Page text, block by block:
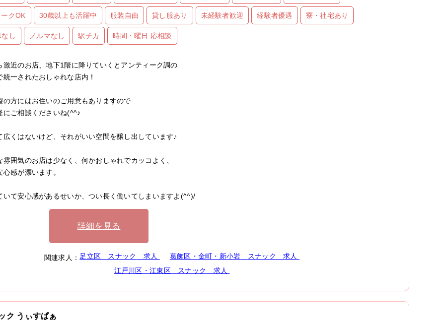
クOK 30歳以上も活躍中 服装自由 貸し服あり 未経験者歓迎 経験者優遇 寮・社宅あり
し ノルマなし 駅チカ 時間・曜日 応相談
激近のお店、地下1階に降りていくとアンティーク調の
統一されたおしゃれな店内！
の方にはお住いのご用意もありますので
にご相談くださいね(^^♪
広くはないけど、それがいい空間を醸し出しています♪
雰囲気のお店は少なく、何かおしゃれでカッコよく、
心感が漂います。
いて安心感があるせいか、つい長く働いてしまいますよ(^^)/
詳細を見る
関連求人：足立区 スナック 求人 葛飾区・金町・新小岩 スナック
求人
江戸川区・江東区
スナック 求人
ク うぃすぱぁ